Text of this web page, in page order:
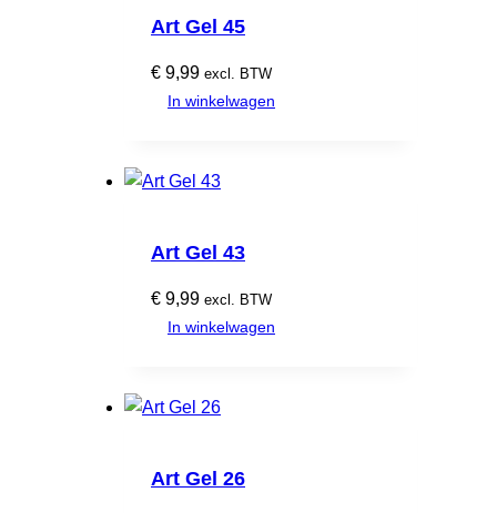
Art Gel 45
€ 9,99 excl. BTW
In winkelwagen
Art Gel 43
€ 9,99 excl. BTW
In winkelwagen
Art Gel 26